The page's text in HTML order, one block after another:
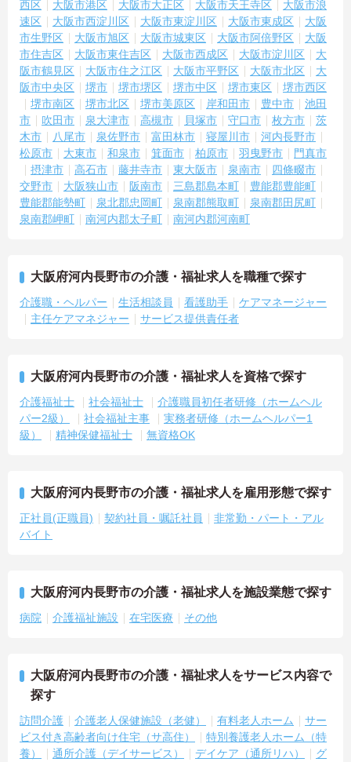
西区
大阪市港区 大阪市大正区 大阪市天王寺区
大阪市浪
速区
大阪市西淀川区 大阪市東淀川区 大阪市東成区
大阪
市生野区
大阪市旭区 大阪市城東区 大阪市阿倍野区
大阪
市住吉区
大阪市東住吉区 大阪市西成区 大阪市淀川区
大
阪市鶴見区
大阪市住之江区 大阪市平野区 大阪市北区
大
阪市中央区
堺市 堺市堺区 堺市中区 堺市東区
堺市西区
堺市南区
堺市北区 堺市美原区 岸和田市 豊中市
池田
市
吹田市 泉大津市 高槻市 貝塚市 守口市 枚方市
茨
木市
八尾市 泉佐野市 富田林市 寝屋川市
河内長野市
松原市
大東市 和泉市 箕面市 柏原市 羽曳野市
門真市
摂津市
高石市 藤井寺市 東大阪市 泉南市
四條畷市
交野市
大阪狭山市 阪南市 三島郡島本町
豊能郡豊能町
豊能郡能勢町
泉北郡忠岡町 泉南郡熊取町
泉南郡田尻町
泉南郡岬町
南河内郡太子町 南河内郡河南町
大阪府河内長野市の介護・福祉求人を職種で探す
介護職・ヘルパー 生活相談員 看護助手
ケアマネージャー
主任ケアマネジャー
サービス提供責任者
大阪府河内長野市の介護・福祉求人を資格で探す
介護福祉士 社会福祉士
介護職員初任者研修（ホームヘル
パー2級）
社会福祉主事
実務者研修（ホームヘルパー1
級）
精神保健福祉士 無資格OK
大阪府河内長野市の介護・福祉求人を雇用形態で探す
正社員(正職員) 契約社員・嘱託社員
非常勤・パート・アル
バイト
大阪府河内長野市の介護・福祉求人を施設業態で探す
病院 介護福祉施設 在宅医療 その他
大阪府河内長野市の介護・福祉求人をサービス内容で
探す
訪問介護 介護老人保健施設（老健） 有料老人ホーム
サー
ビス付き高齢者向け住宅（サ高住）
特別養護老人ホーム（特
養）
通所介護（デイサービス） デイケア（通所リハ）
グ